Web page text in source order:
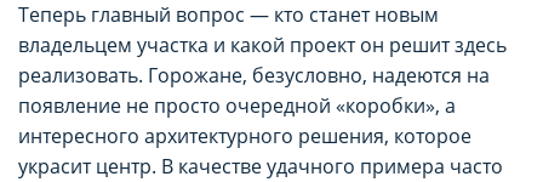
Теперь главный вопрос — кто станет новым
владельцем участка и какой проект он решит здесь
реализовать. Горожане, безусловно, надеются на
появление не просто очередной «коробки», а
интересного архитектурного решения, которое
украсит центр. В качестве удачного примера часто